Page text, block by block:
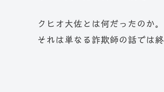
クヒオ大佐とは何だったのか。
それは単なる詐欺師の話では終